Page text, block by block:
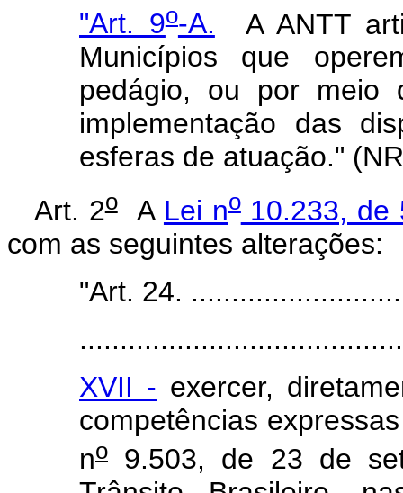
"Art. 9o-A. A ANTT
Municípios que
pedágio, ou por meio
implementação das
esferas de atuação."
Art. 2oA Lei no10.233, de
com as seguintes alterações:
"Art. 24.
XVII - exercer,
competências
no 9.503, de 23 de